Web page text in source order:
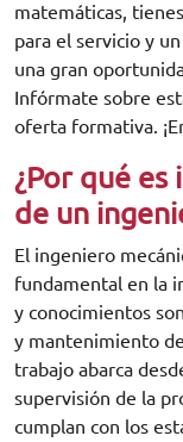
matemáticas,
para el servicio y
una gran
Infórmate sobre
oferta formativa.
¿Por qué
de un
El ingeniero
fundamental en la
y conocimientos
y mantenimiento
trabajo abarca
supervisión de la
cumplan con los